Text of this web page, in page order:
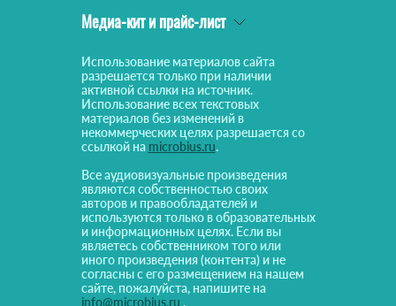
Медиа-кит и прайс-лист
Использование материалов сайта
разрешается только при наличии
активной ссылки на источник.
Использование всех текстовых
материалов без изменений в
некоммерческих целях разрешается со
ссылкой на microbius.ru.
Все аудиовизуальные произведения
являются собственностью своих
авторов и правообладателей и
используются только в образовательных
и информационных целях. Если вы
являетесь собственником того или
иного произведения (контента) и не
согласны с его размещением на нашем
сайте, пожалуйста, напишите на
info@microbius.ru .